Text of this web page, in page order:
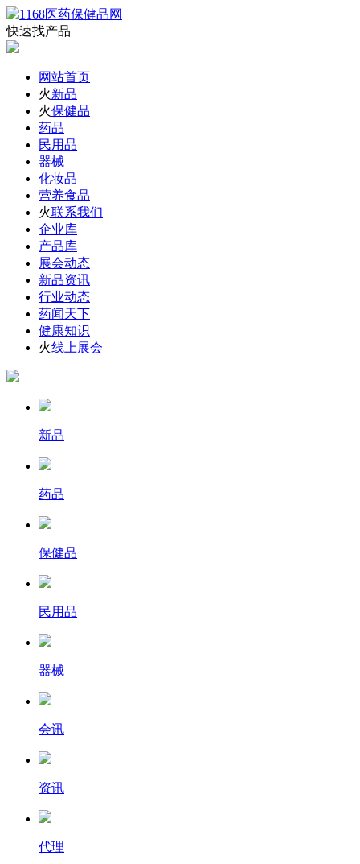
快速找产品
网站首页
火新品
火保健品
药品
民用品
器械
化妆品
营养食品
火联系我们
企业库
产品库
展会动态
新品资讯
行业动态
药闻天下
健康知识
火线上展会
新品
药品
保健品
民用品
器械
会讯
资讯
代理